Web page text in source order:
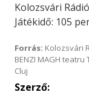
Kolozsvári Rádió
Játékidő: 105
Forrás: Kolozsvári
BENZI MAGH
Cluj
Szerző: